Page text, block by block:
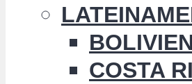
BOLIVIEN
COSTA